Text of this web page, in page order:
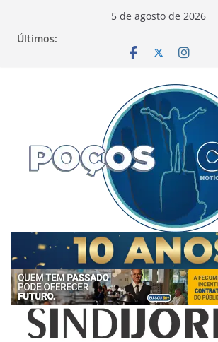
5 de agosto de 2026
Últimos: